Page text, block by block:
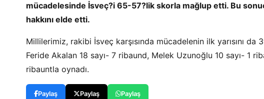
mücadelesinde İsveç?i 65-57?lik skorla mağlup etti. Bu
hakkını elde etti.
Millilerimiz, rakibi İsveç karşısında mücadelenin ilk yarısını da
Feride Akalan 18 sayı- 7 ribaund, Melek Uzunoğlu 10 sayı- 1
ribauntla oynadı.
Paylaş Paylaş Paylaş